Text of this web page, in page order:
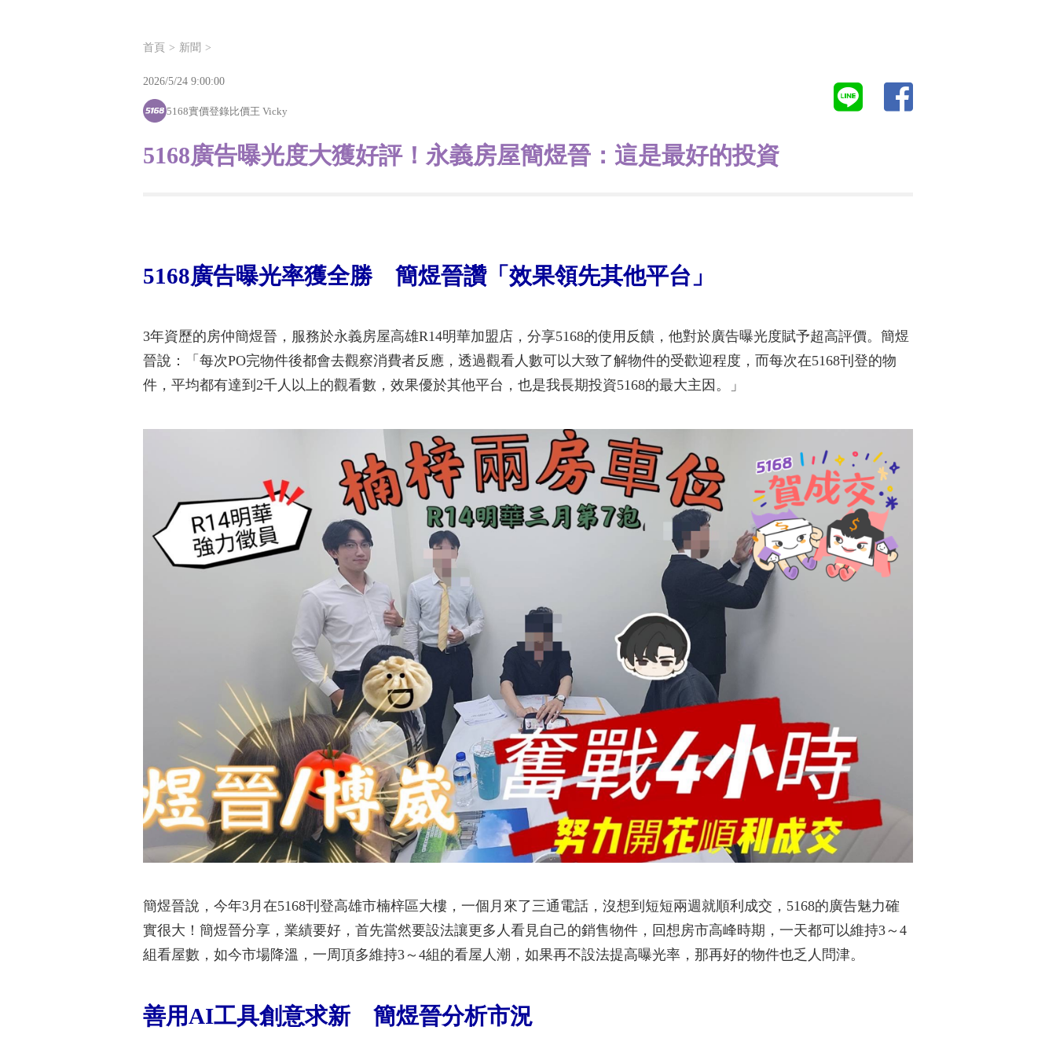
首頁 新聞
5168廣告曝光度大獲好評！永義房屋簡煜晉：這是最好的投資
2026/5/24 9:00:00
5168實價登錄比價王 Vicky
5168廣告曝光率獲全勝 簡煜晉讚「效果領先其他平台」
3年資歷的房仲簡煜晉，服務於永義房屋高雄R14明華加盟店，分享5168的使用反饋，他對於廣告曝光度賦予超高評價。簡煜
晉說：「每次PO完物件後都會去觀察消費者反應，透過觀看人數可以大致了解物件的受歡迎程度，而每次在5168刊登的物
件，平均都有達到2千人以上的觀看數，效果優於其他平台，也是我長期投資5168的最大主因。」
簡煜晉說，今年3月在5168刊登高雄市楠梓區大樓，一個月來了三通電話，沒想到短短兩週就順利成交，5168的廣告魅力確
實很大！簡煜晉分享，業績要好，首先當然要設法讓更多人看見自己的銷售物件，回想房市高峰時期，一天都可以維持3～4
組看屋數，如今市場降溫，一周頂多維持3～4組的看屋人潮，如果再不設法提高曝光率，那再好的物件也乏人問津。
善用AI工具創意求新 簡煜晉分析市況